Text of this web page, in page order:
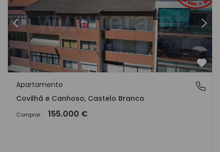
Anterior
Covilhã e Canhoso, Castelo Branco
Apartamento
Covilhã e Canhoso, Castelo Branco
Comprar 155.000 €